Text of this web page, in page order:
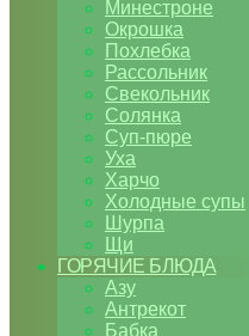
Минестроне
Окрошка
Похлебка
Рассольник
Свекольник
Солянка
Суп-пюре
Уха
Харчо
Холодные супы
Шурпа
Щи
ГОРЯЧИЕ БЛЮДА
Азу
Антрекот
Бабка